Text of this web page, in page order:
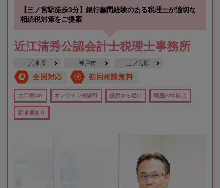
【三ノ宮駅徒歩3分】銀行顧問経験のある税理士が適切な
相続税対策をご提案
近江清秀公認会計士税理士事務所
兵庫県 神戸市 三ノ宮駅
全国対応 初回相談無料
土日祝OK オンライン相談可 役所から近い 職歴20年以上
駐車場あり